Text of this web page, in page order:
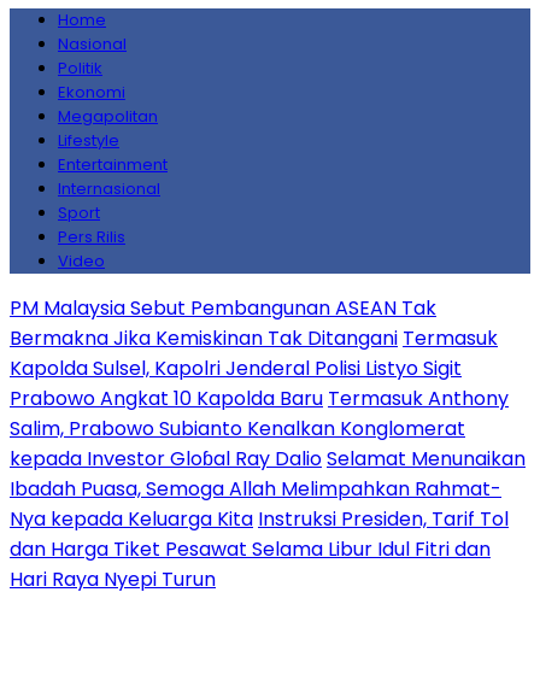
Home
Nasional
Politik
Ekonomi
Megapolitan
Lifestyle
Entertainment
Internasional
Sport
Pers Rilis
Video
PM Malaysia Sebut Pembangunan ASEAN Tak
Bermakna Jika Kemiskinan Tak Ditangani Termasuk
Kapolda Sulsel, Kapolri Jenderal Polisi Listyo Sigit
Prabowo Angkat 10 Kapolda Baru Termasuk Anthony
Salim, Prabowo Subianto Kenalkan Konglomerat
kepada Investor Gloɓal Ray DalioSelamat Menunaikan
Ibadah Puasa, Semoga Allah Melimpahkan Rahmat-
Nya kepada Keluarga Kita Instruksi Presiden, Tarif Tol
dan Harga Tiket Pesawat Selama Libur Idul Fitri dan
Hari Raya Nyepi Turun